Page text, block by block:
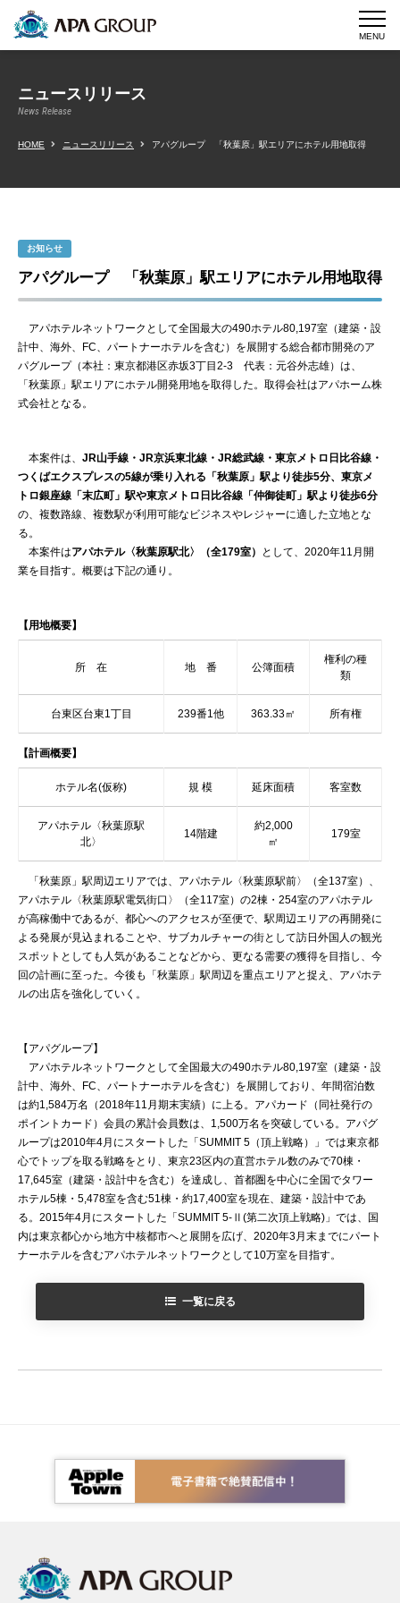
MENU
ニュースリリース
News Release
HOME ニュースリリース アパグループ 「秋葉原」駅エリアにホテル用地取得
お知らせ
アパグループ 「秋葉原」駅エリアにホテル用地取得
アパホテルネットワークとして全国最大の490ホテル80,197室（建築・設
計中、海外、FC、パートナーホテルを含む）を展開する総合都市開発のア
パグループ（本社：東京都港区赤坂3丁目2-3 代表：元谷外志雄）は、
「秋葉原」駅エリアにホテル開発用地を取得した。取得会社はアパホーム株
式会社となる。
本案件は、 JR山手線・JR京浜東北線・JR総武線・東京メトロ日比谷線・
つくばエクスプレスの5線が乗り入れる「秋葉原」駅より徒歩5分、東京メ
トロ銀座線「末広町」駅や東京メトロ日比谷線「仲御徒町」駅より徒歩6分
の、複数路線、複数駅が利用可能なビジネスやレジャーに適した立地とな
る。
本案件はアパホテル〈秋葉原駅北〉（全179室）
として、2020年11月開
業を目指す。概要は下記の通り。
【用地概要】
所 在 地 番 公簿面積
権利の種
類
台東区台東1丁目 239番1他 363.33㎡ 所有権
【計画概要】
ホテル名(仮称) 規 模 延床面積 客室数
アパホテル〈秋葉原駅
北〉
14階建
約2,000
㎡
179室
「秋葉原」駅周辺エリアでは、アパホテル〈秋葉原駅前〉（全137室）、
アパホテル〈秋葉原駅電気街口〉（全117室）の2棟・254室のアパホテル
が高稼働中であるが、都心へのアクセスが至便で、駅周辺エリアの再開発に
よる発展が見込まれることや、サブカルチャーの街として訪日外国人の観光
スポットとしても人気があることなどから、更なる需要の獲得を目指し、今
回の計画に至った。今後も「秋葉原」駅周辺を重点エリアと捉え、アパホテ
ルの出店を強化していく。
【アパグループ】
アパホテルネットワークとして全国最大の490ホテル80,197室（建築・設
計中、海外、FC、パートナーホテルを含む）を展開しており、年間宿泊数
は約1,584万名（2018年11月期末実績）に上る。アパカード（同社発行の
ポイントカード）会員の累計会員数は、1,500万名を突破している。アパグ
ループは2010年4月にスタートした「SUMMIT 5（頂上戦略）」では東京都
心でトップを取る戦略をとり、東京23区内の直営ホテル数のみで70棟・
17,645室（建築・設計中を含む）を達成し、首都圏を中心に全国でタワー
ホテル5棟・5,478室を含む51棟・約17,400室を現在、建築・設計中であ
る。2015年4月にスタートした「SUMMIT 5-Ⅱ(第二次頂上戦略)」では、国
内は東京都心から地方中核都市へと展開を広げ、2020年3月末までにパート
ナーホテルを含むアパホテルネットワークとして10万室を目指す。
一覧に戻る